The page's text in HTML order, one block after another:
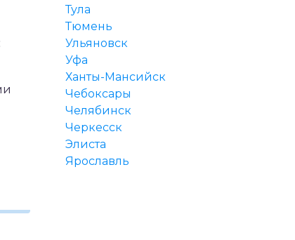
Тула
Тюмень
Ульяновск
Уфа
Ханты-Мансийск
Чебоксары
Челябинск
Черкесск
Элиста
Ярославль